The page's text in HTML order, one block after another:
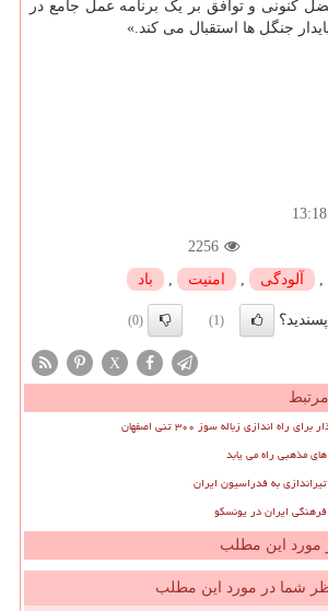
کنونی و توافق بر یک برنامه عمل جامع در
جنگل ها استقبال ‏می کند.‏»
2256
, آلودگی , امنیت , باد
(1)
(0)
X
اندازی زباله سوز ۳۰۰ تنی اصفهان
مذهبی راه می یابد
به فدراسیون ایران
فرهنگی ایران در یونسکو
مورد این مطلب
شما در مورد این مطلب